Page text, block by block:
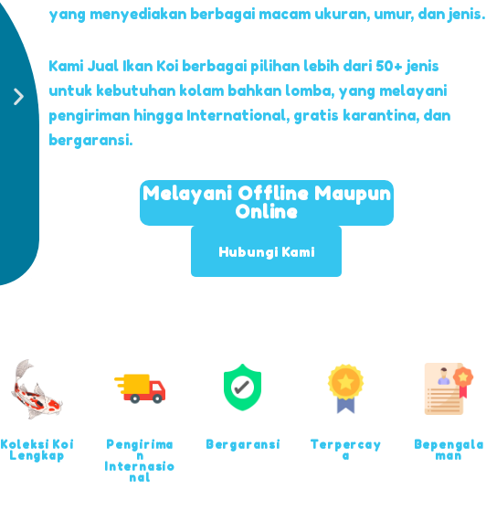
yang menyediakan berbagai macam ukuran, umur, dan jenis.
Kami Jual Ikan Koi berbagai pilihan lebih dari 50+ jenis
untuk kebutuhan kolam bahkan lomba, yang melayani
pengiriman hingga International, gratis karantina, dan
bergaransi.
Melayani Offline Maupun
Online
Hubungi Kami
Koleksi Koi
Lengkap
Pengirima
n
Internasio
nal
Bergaransi
Terpercay
a
Bepengala
man